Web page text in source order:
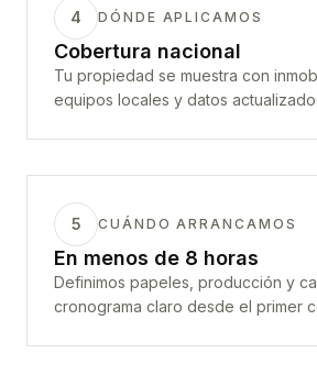
4 DÓNDE APLICAMOS
Cobertura nacional
Tu propiedad se muestra con
equipos locales y datos
5 CUÁNDO ARRANCAMOS
En menos de 8 horas
Definimos papeles, producción y
cronograma claro desde el primer